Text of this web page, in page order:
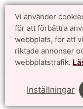
Vi använder
för att förbättra
webbplats, för att
riktade annonser
webbplatstrafik.
Inställningar